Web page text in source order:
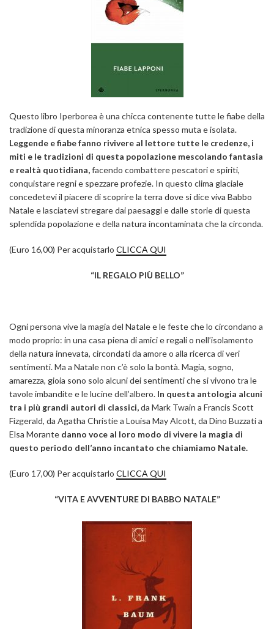
Questo libro Iperborea è una chicca contenente tutte le fiabe della
tradizione di questa minoranza etnica spesso muta e isolata.
Leggende e fiabe fanno rivivere al lettore tutte le credenze, i
miti e le tradizioni di questa popolazione mescolando fantasia
e realtà quotidiana,facendo combattere pescatori e spiriti,
conquistare regni e spezzare profezie. In questo clima glaciale
concedetevi il piacere di scoprire la terra dove si dice viva Babbo
Natale e lasciatevi stregare dai paesaggi e dalle storie di questa
splendida popolazione e della natura incontaminata che la circonda.
(Euro 16,00) Per acquistarlo CLICCA QUI
“IL REGALO PIÙ BELLO”
Ogni persona vive la magia del Natale e le feste che lo circondano a
modo proprio: in una casa piena di amici e regali o nell’isolamento
della natura innevata, circondati da amore o alla ricerca di veri
sentimenti. Ma a Natale non c’è solo la bontà. Magia, sogno,
amarezza, gioia sono solo alcuni dei sentimenti che si vivono tra le
tavole imbandite e le lucine dell’albero. In questa antologia alcuni
tra i più grandi autori di classici,da Mark Twain a Francis Scott
Fizgerald, da Agatha Christie a Louisa May Alcott, da Dino Buzzati a
Elsa Morante danno voce al loro modo di vivere la magia di
questo periodo dell’anno incantato che chiamiamo Natale.
(Euro 17,00) Per acquistarlo CLICCA QUI
“VITA E AVVENTURE DI BABBO NATALE”